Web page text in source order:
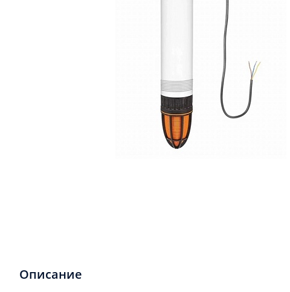
Описание